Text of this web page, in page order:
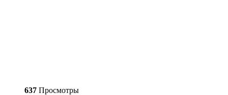
637 Просмотры